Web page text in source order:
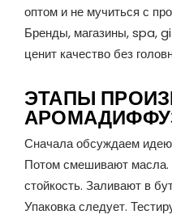
оптом и не мучиться с
Бренды, магазины, spa,
ценит качество без
ЭТАПЫ
Сначала обсуждаем
Потом смешивают масла.
стойкость. Заливают в
Упаковка следует.